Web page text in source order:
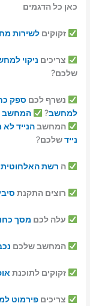
לשירות מחשבי MAC
ניקוי למחשבשלכם
ספק כחבמחשב ?
המחשב עושה רעש?
הנייד לא מגיב?
WIFI בבית חלשה?
סיבים אופטיים
מסך כחול במחשב ?
שלכםנכבה ולא נדלק?
לתוכנתאופיס למחשב
פירמוט למחשב?